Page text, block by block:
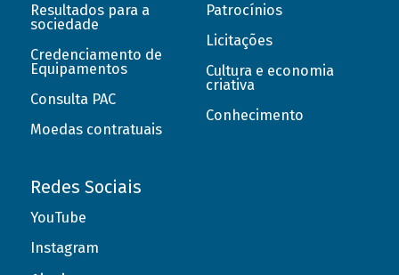
Resultados para a
sociedade
Credenciamento de
Equipamentos
Consulta PAC
Moedas contratuais
Patrocínios
Licitações
Cultura e economia
criativa
Conhecimento
Redes Sociais
YouTube
Instagram